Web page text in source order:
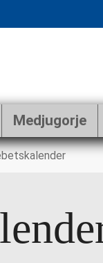
Medjugorje